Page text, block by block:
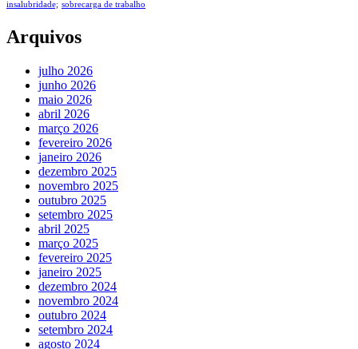
insalubridade; sobrecarga de trabalho
Arquivos
julho 2026
junho 2026
maio 2026
abril 2026
março 2026
fevereiro 2026
janeiro 2026
dezembro 2025
novembro 2025
outubro 2025
setembro 2025
abril 2025
março 2025
fevereiro 2025
janeiro 2025
dezembro 2024
novembro 2024
outubro 2024
setembro 2024
agosto 2024